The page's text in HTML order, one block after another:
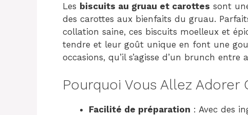
Les biscuits au gruau et carottes sont
des carottes aux bienfaits du gruau.
collation saine, ces biscuits moelleux et
tendre et leur goût unique en font une
occasions, qu’il s’agisse d’un brunch entre
Pourquoi Vous Allez Adorer
Facilité de préparation : Avec des